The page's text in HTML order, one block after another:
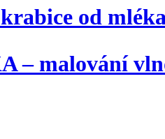
od
– malování